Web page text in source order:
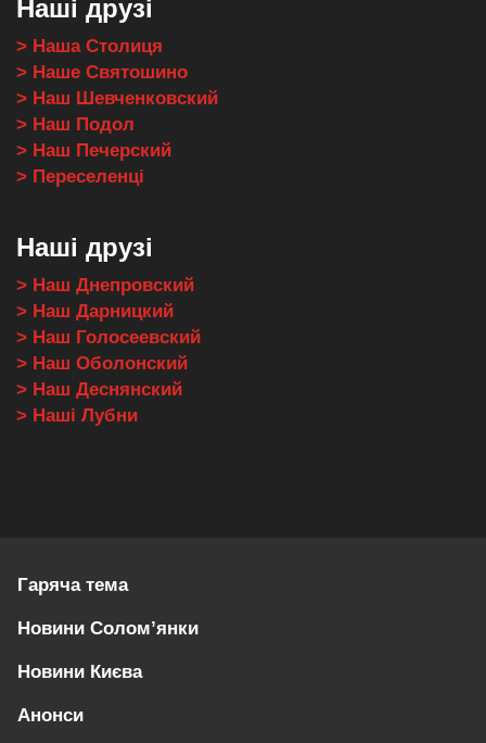
Наші друзі
> Наша Столиця
> Наше Святошино
> Наш Шевченковский
> Наш Подол
> Наш Печерский
> Переселенці
Наші друзі
> Наш Днепровский
> Наш Дарницкий
> Наш Голосеевский
> Наш Оболонский
> Наш Деснянский
> Наші Лубни
Гаряча тема
Новини Солом’янки
Новини Києва
Анонси